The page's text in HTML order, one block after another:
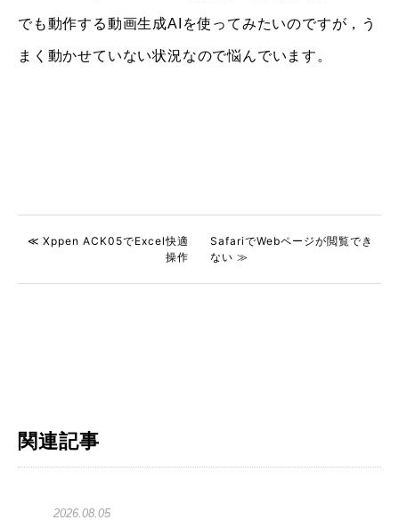
でも動作する動画生成AIを使ってみたいのですが，う
まく動かせていない状況なので悩んでいます。
≪ Xppen ACK05でExcel快適
操作
SafariでWebページが閲覧でき
ない ≫
関連記事
2026.08.05